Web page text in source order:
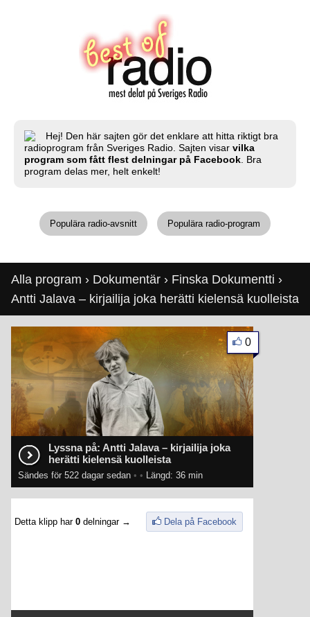
Hej! Den här sajten gör det enklare att hitta riktigt bra
radioprogram från Sveriges Radio. Sajten visar vilka
program som fått flest delningar på Facebook . Bra
program delas mer, helt enkelt!
Populära radio-avsnitt Populära radio-program
Alla program › Dokumentär › Finska Dokumentti ›
Antti Jalava – kirjailija joka herätti kielensä kuolleista
Lyssna på: Antti Jalava – kirjailija joka
herätti kielensä kuolleista
Sändes för 522 dagar sedan • • Längd: 36 min
0
Detta klipp har 0 delningar → Dela på Facebook